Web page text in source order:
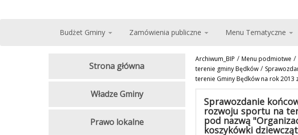
Budżet Gminy Zamówienia publiczne Menu Tematyczne
Archiwum_BIP / Menu podmiotwe /
terenie gminy Będków/
terenie Gminy Będków na rok 2013
Sprawozdanie
rozwoju sportu na
pod nazwą
koszykówki
Strona główna
Władze Gminy
Prawo lokalne